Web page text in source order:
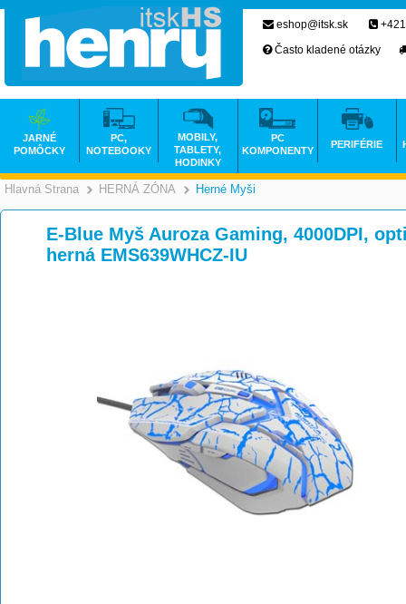
Hlavná Strana >
HERNÁ ZÓNA >
Herné Myši
E-Blue Myš Auroza Gaming, 4000DPI,
herná EMS639WHCZ-IU
eshop@itsk.sk
Často kladené otázky
JARNÉ
POMÔCKY
PC,
NOTEBOOKY
MOBILY,
TABLETY,
HODINKY
PC
KOMPONENTY
PERIFÉRIE